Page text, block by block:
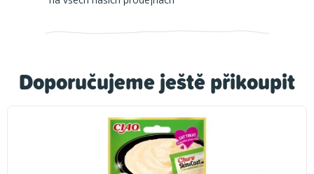
Doporučujeme ještě přikoupit